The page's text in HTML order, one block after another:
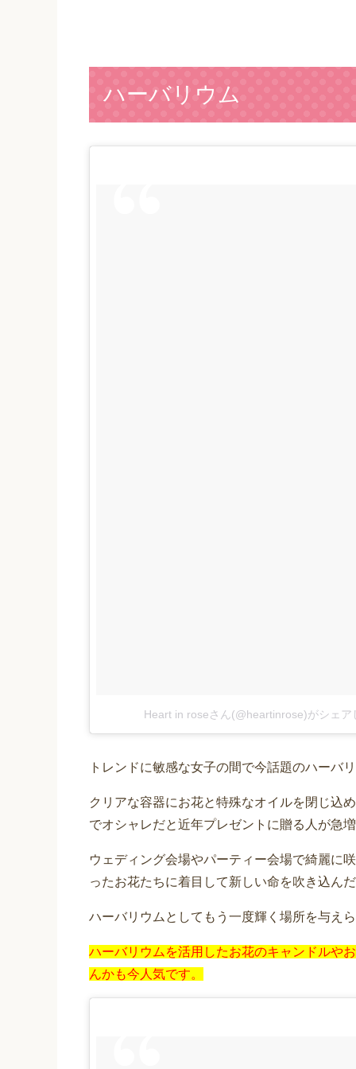
ハーバリウム
Heart in roseさん(@heartinrose)がシェア
トレンドに敏感な女子の間で今話題のハーバ
クリアな容器にお花と特殊なオイルを閉じ込
でオシャレだと近年プレゼントに贈る人が急
ウェディング会場やパーティー会場で綺麗に
ったお花たちに着目して新しい命を吹き込ん
ハーバリウムとしてもう一度輝く場所を与え
ハーバリウムを活用したお花のキャンドルや
んかも今人気です。